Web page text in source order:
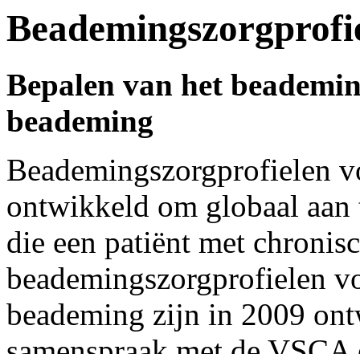
Bepalen van het
beademing
Beademingszorgprofielen
ontwikkeld om globaal aan
die een patiënt met
beademingszorgprofielen
beademing zijn in 2009